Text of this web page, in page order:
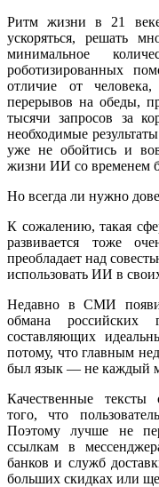
Ритм жизни в 21 веке
ускоряться, решать
минимальное
роботизированных
отличие от
перерывов на обеды,
тысячи запросов за
необходимые
уже не обойтись и
жизни ИИ со временем
Но всегда ли нужно
К сожалению, такая
развивается тоже
преобладает над
использовать ИИ в
Недавно в СМИ
обмана российских
составляющих
потому, что главным
был язык — не каждый
Качественные тексты
того, что
Поэтому лучше не
ссылкам в
банков и служб
больших скидках или